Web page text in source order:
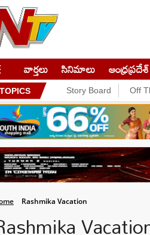
వార్తలు సినిమాలు ఆంధ్రప్రదేశ్
TOPICS Story Board Off
Rashmika Vacation